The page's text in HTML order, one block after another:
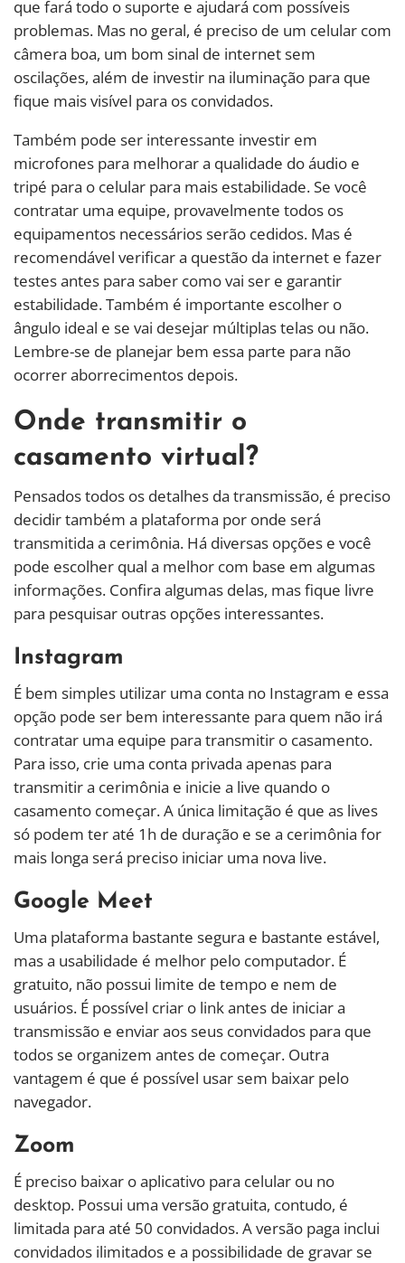
que fará todo o suporte e ajudará com possíveis
problemas. Mas no geral, é preciso de um celular com
câmera boa, um bom sinal de internet sem
oscilações, além de investir na iluminação para que
fique mais visível para os convidados.
Também pode ser interessante investir em
microfones para melhorar a qualidade do áudio e
tripé para o celular para mais estabilidade. Se você
contratar uma equipe, provavelmente todos os
equipamentos necessários serão cedidos. Mas é
recomendável verificar a questão da internet e fazer
testes antes para saber como vai ser e garantir
estabilidade. Também é importante escolher o
ângulo ideal e se vai desejar múltiplas telas ou não.
Lembre-se de planejar bem essa parte para não
ocorrer aborrecimentos depois.
Onde transmitir o
casamento virtual?
Pensados todos os detalhes da transmissão, é preciso
decidir também a plataforma por onde será
transmitida a cerimônia. Há diversas opções e você
pode escolher qual a melhor com base em algumas
informações. Confira algumas delas, mas fique livre
para pesquisar outras opções interessantes.
Instagram
É bem simples utilizar uma conta no Instagram e essa
opção pode ser bem interessante para quem não irá
contratar uma equipe para transmitir o casamento.
Para isso, crie uma conta privada apenas para
transmitir a cerimônia e inicie a live quando o
casamento começar. A única limitação é que as lives
só podem ter até 1h de duração e se a cerimônia for
mais longa será preciso iniciar uma nova live.
Google Meet
Uma plataforma bastante segura e bastante estável,
mas a usabilidade é melhor pelo computador. É
gratuito, não possui limite de tempo e nem de
usuários. É possível criar o link antes de iniciar a
transmissão e enviar aos seus convidados para que
todos se organizem antes de começar. Outra
vantagem é que é possível usar sem baixar pelo
navegador.
Zoom
É preciso baixar o aplicativo para celular ou no
desktop. Possui uma versão gratuita, contudo, é
limitada para até 50 convidados. A versão paga inclui
convidados ilimitados e a possibilidade de gravar se